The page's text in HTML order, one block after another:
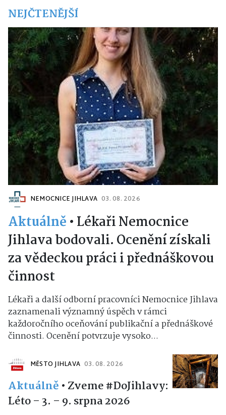
NEJČTENĚJŠÍ
NEMOCNICE JIHLAVA 03. 08. 2026
Aktuálně • Lékaři Nemocnice
Jihlava bodovali. Ocenění získali
za vědeckou práci i přednáškovou
činnost
Lékaři a další odborní pracovníci Nemocnice Jihlava
zaznamenali významný úspěch v rámci
každoročního oceňování publikační a přednáškové
činnosti. Ocenění potvrzuje vysoko...
MĚSTO JIHLAVA 03. 08. 2026
Aktuálně • Zveme #DoJihlavy:
Léto – 3. – 9. srpna 2026